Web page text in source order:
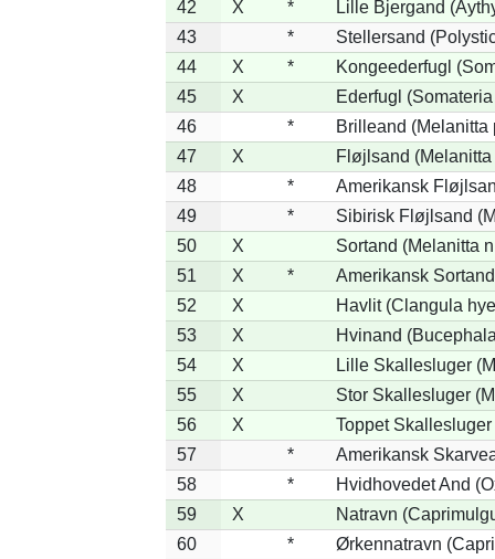
42 X *
Lille Bjergand
43
*
Stellersand
44
X *
Kongeederfugl
45
X
Ederfugl
46
*
Brilleand (Melanitta
47
X
Fløjlsand (Melanitta
48
*
Amerikansk
49
*
Sibirisk Fløjlsand
50
X
Sortand (Melanitta
51
X *
Amerikansk
52
X
Havlit (Clangula
53
X
Hvinand
54
X
Lille Skallesluger
55
X
Stor Skallesluger
56
X
Toppet
57
*
Amerikansk
58
*
Hvidhovedet And
59
X
Natravn
60
*
Ørkennatravn